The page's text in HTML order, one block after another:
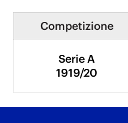
Competizione
Serie A
1919/20